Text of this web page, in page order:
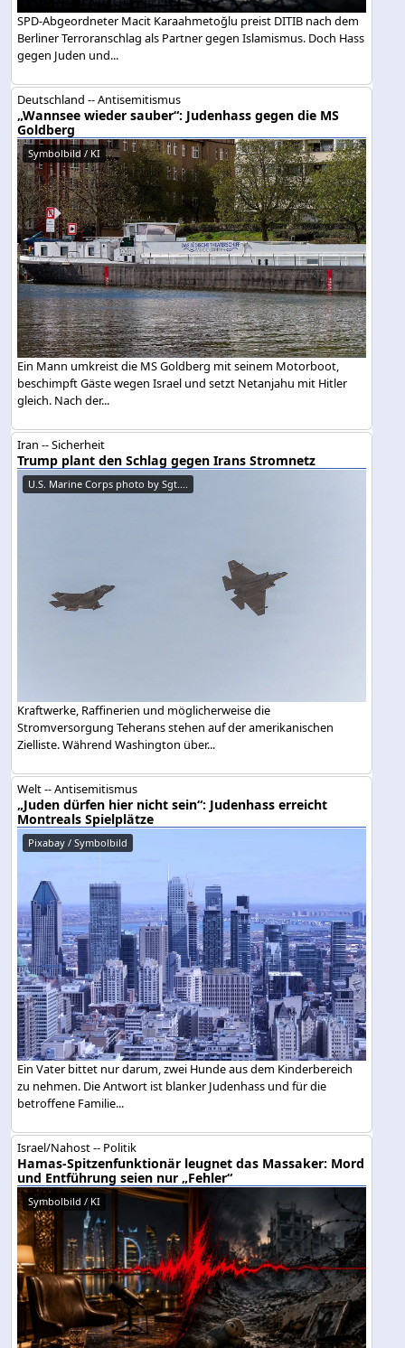
SPD-Abgeordneter Macit Karaahmetoğlu preist DITIB nach dem
Berliner Terroranschlag als Partner gegen Islamismus. Doch Hass
gegen Juden und...
Deutschland -- Antisemitismus
„Wannsee wieder sauber“: Judenhass gegen die MS
Goldberg
Symbolbild / KI
Ein Mann umkreist die MS Goldberg mit seinem Motorboot,
beschimpft Gäste wegen Israel und setzt Netanjahu mit Hitler
gleich. Nach der...
Iran -- Sicherheit
Trump plant den Schlag gegen Irans Stromnetz
U.S. Marine Corps photo by Sgt....
Kraftwerke, Raffinerien und möglicherweise die
Stromversorgung Teherans stehen auf der amerikanischen
Zielliste. Während Washington über...
Welt -- Antisemitismus
„Juden dürfen hier nicht sein“: Judenhass erreicht
Montreals Spielplätze
Pixabay / Symbolbild
Ein Vater bittet nur darum, zwei Hunde aus dem Kinderbereich
zu nehmen. Die Antwort ist blanker Judenhass und für die
betroffene Familie...
Israel/Nahost -- Politik
Hamas-Spitzenfunktionär leugnet das Massaker: Mord
und Entführung seien nur „Fehler“
Symbolbild / KI